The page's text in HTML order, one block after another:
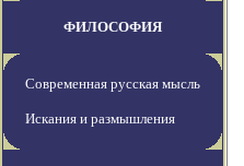
ФИЛОСОФИЯ
Современная русская мысль
Искания и размышления